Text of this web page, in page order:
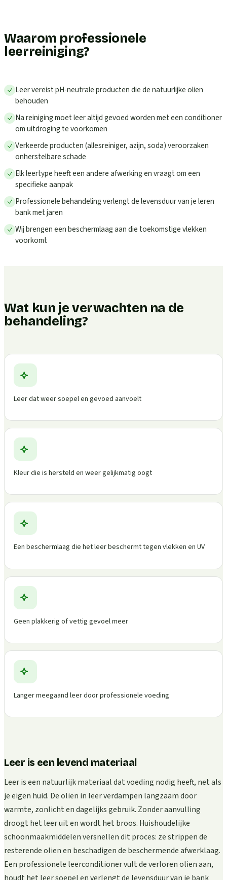
Waarom professionele
leerreiniging?
Leer vereist pH-neutrale producten die de natuurlijke olien
behouden
Na reiniging moet leer altijd gevoed worden met een conditioner
om uitdroging te voorkomen
Verkeerde producten (allesreiniger, azijn, soda) veroorzaken
onherstelbare schade
Elk leertype heeft een andere afwerking en vraagt om een
specifieke aanpak
Professionele behandeling verlengt de levensduur van je leren
bank met jaren
Wij brengen een beschermlaag aan die toekomstige vlekken
voorkomt
Wat kun je verwachten na de
behandeling?
Leer dat weer soepel en gevoed aanvoelt
Kleur die is hersteld en weer gelijkmatig oogt
Een beschermlaag die het leer beschermt tegen vlekken en UV
Geen plakkerig of vettig gevoel meer
Langer meegaand leer door professionele voeding
Leer is een levend materiaal
Leer is een natuurlijk materiaal dat voeding nodig heeft, net als
je eigen huid. De olien in leer verdampen langzaam door
warmte, zonlicht en dagelijks gebruik. Zonder aanvulling
droogt het leer uit en wordt het broos. Huishoudelijke
schoonmaakmiddelen versnellen dit proces: ze strippen de
resterende olien en beschadigen de beschermende afwerklaag.
Een professionele leerconditioner vult de verloren olien aan,